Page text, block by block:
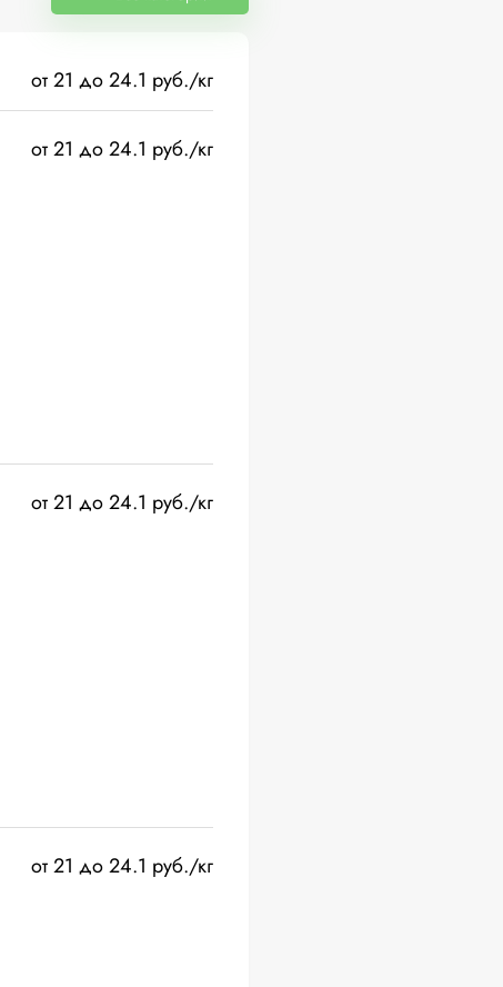
от 21 до 24.1 руб./кг
от 21 до 24.1 руб./кг
от 21 до 24.1 руб./кг
от 21 до 24.1 руб./кг